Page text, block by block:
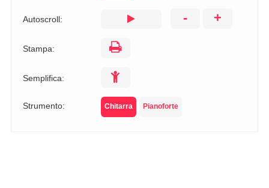
Autoscroll: - +
Stampa:
Semplifica:
Strumento: Chitarra Pianoforte